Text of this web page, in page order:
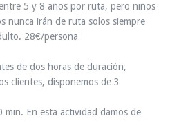
5 y 8 años por ruta, pero niños
nunca irán de ruta solos siempre
28€/persona
de dos horas de duración,
clientes, disponemos de 3
En esta actividad damos de